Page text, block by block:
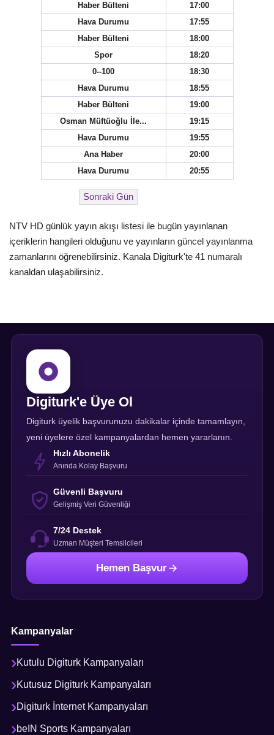
Haber Bülteni
17:00
Hava Durumu
17:55
Haber Bülteni
18:00
Spor
18:20
0--100
18:30
Hava Durumu
18:55
Haber Bülteni
19:00
Osman Müftüoğlu İle...
19:15
Hava Durumu
19:55
Ana Haber
20:00
Hava Durumu
20:55
NTV HD günlük yayın akışı listesi ile bugün yayınlanan
içeriklerin hangileri olduğunu ve yayınların güncel yayınlanma
zamanlarını öğrenebilirsiniz. Kanala Digiturk'te 41 numaralı
kanaldan ulaşabilirsiniz.
Digiturk'e Üye Ol
Digiturk üyelik başvurunuzu dakikalar içinde tamamlayın,
yeni üyelere özel kampanyalardan hemen yararlanın.
Hızlı Abonelik
Anında Kolay Başvuru
Güvenli Başvuru
Gelişmiş Veri Güvenliği
7/24 Destek
Uzman Müşteri Temsilcileri
Hemen Başvur
Kampanyalar
Kutulu Digiturk Kampanyaları
Kutusuz Digiturk Kampanyaları
Digiturk İnternet Kampanyaları
beIN Sports Kampanyaları